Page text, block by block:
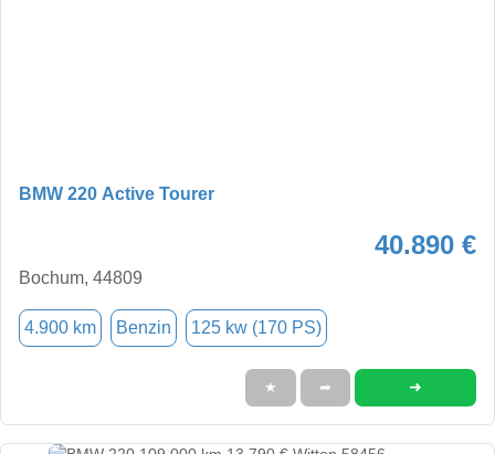
BMW 220 Active Tourer
40.890 €
Bochum, 44809
4.900 km Benzin 125 kw (170 PS)
★ ➦ ➜